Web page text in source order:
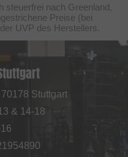
steuerfrei nach Greenland,
Preise (bei
UVP des Herstellers.
Stuttgart
& 14-18